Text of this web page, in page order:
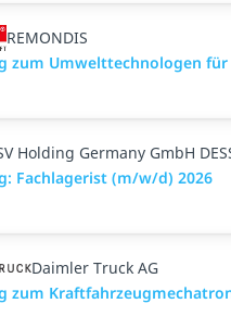
REMONDIS
zum Umwelttechnologen
Holding Germany GmbH
Fachlagerist (m/w/d) 2026
Daimler Truck AG
zum